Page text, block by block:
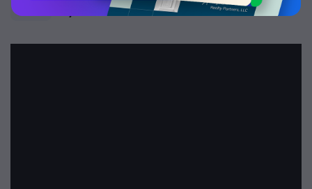
Ayuda sobrenatural en tu historia